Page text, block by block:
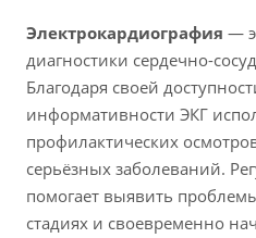
Электрокардиография —
диагностики сердечно-
Благодаря своей
информативности ЭКГ
профилактических
серьёзных заболеваний.
помогает выявить
стадиях и своевременно